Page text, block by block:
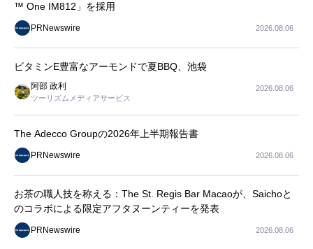
™ One IM812」を採用
PRNewswire 2026.08.06
ビタミンE豊富なアーモンドで夏BBQ、池袋
阿部 政利
ツーリズムメディアサービス
2026.08.06
The Adecco Groupの2026年上半期報告書
PRNewswire 2026.08.06
お茶の職人技を称える：The St. Regis Bar Macaoが、Saichoと
のコラボによる限定アフタヌーンティーを発表
PRNewswire 2026.08.06